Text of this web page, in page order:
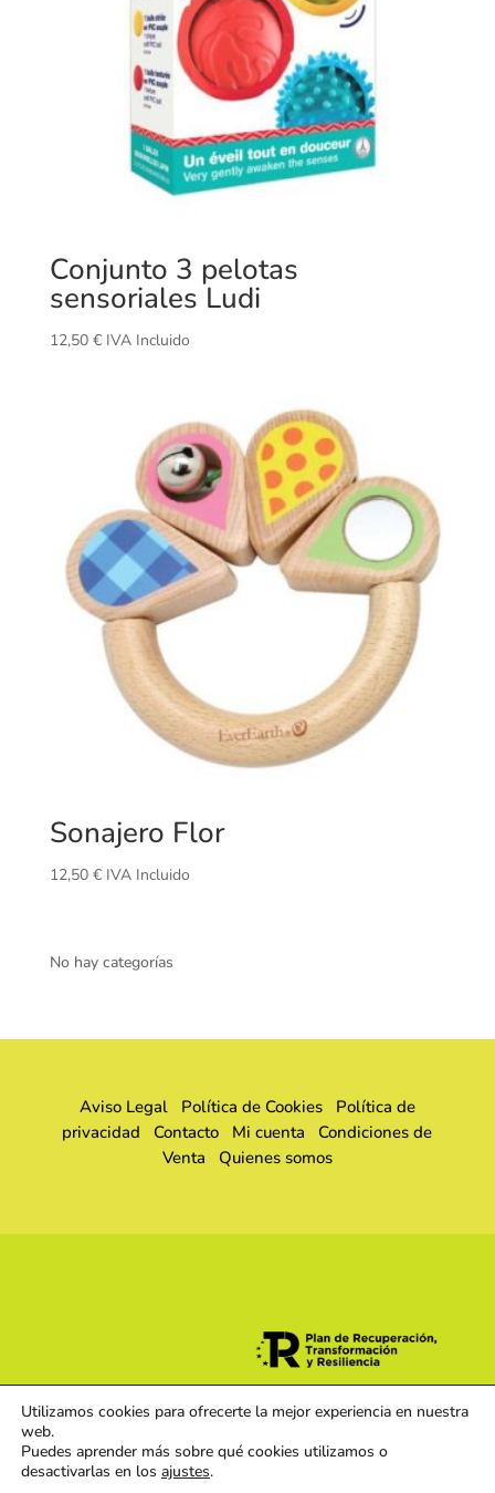
Conjunto 3 pelotas
sensoriales Ludi
12,50 € IVA Incluido
Sonajero Flor
12,50 € IVA Incluido
No hay categorías
Aviso Legal Política de Cookies
Política de
privacidad
Contacto Mi cuenta
Condiciones de
Venta Quienes somos
Utilizamos cookies para ofrecerte la mejor experiencia en nuestra
web.
Puedes aprender más sobre qué cookies utilizamos o
desactivarlas en los ajustes.